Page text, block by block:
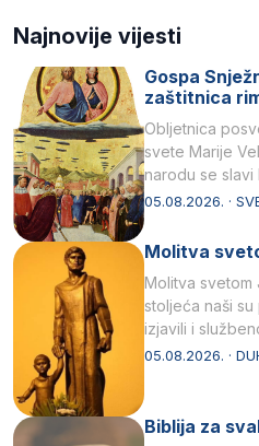
Najnovije vijesti
Gospa
zaštitnica
Obljetnica
svete Marije
narodu se slavi
naziv, Sancta
05.08.2026. ·
Molitva
Molitva svetom
stoljeća naši
izjavili i
Poočime
05.08.2026. ·
Biblija za